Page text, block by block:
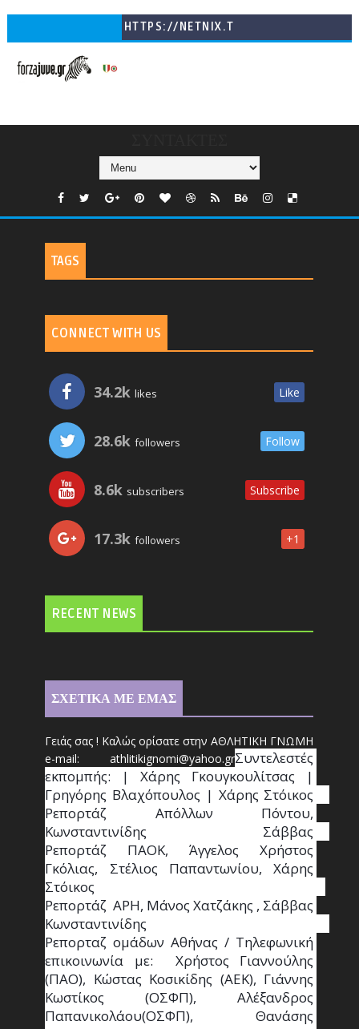
HTTPS://NETNIX.T
TAGS
CONNECT WITH US
34.2k likes Like
28.6k followers Follow
8.6k subscribers Subscribe
17.3k followers +1
RECENT NEWS
ΣΧΕΤΙΚΑ ΜΕ ΕΜΑΣ
Γειάς σας ! Καλώς ορίσατε στην ΑΘΛΗΤΙΚΗ ΓΝΩΜΗ
e-mail: athlitikignomi@yahoo.grΣυντελεστές
εκπομπής: | Χάρης Γκουγκουλίτσας |
Γρηγόρης Βλαχόπουλος | Χάρης Στόικος
Ρεπορτάζ Απόλλων Πόντου,
Κωνσταντινίδης   Σάββας
Ρεπορτάζ ΠΑΟΚ, Άγγελος Χρήστος
Γκόλιας, Στέλιος Παπαντωνίου, Χάρης
Στόικος
Ρεπορτάζ  ΑΡΗ, Μάνος Χατζάκης , Σάββας
Κωνσταντινίδης
Ρεπορταζ ομάδων Αθήνας / Τηλεφωνική
επικοινωνία με:  Χρήστος Γιαννούλης
(ΠΑΟ), Κώστας Κοσικίδης (ΑΕΚ), Γιάννης
Κωστίκος (ΟΣΦΠ), Αλέξανδρος
Παπανικολάου(ΟΣΦΠ), Θανάσης